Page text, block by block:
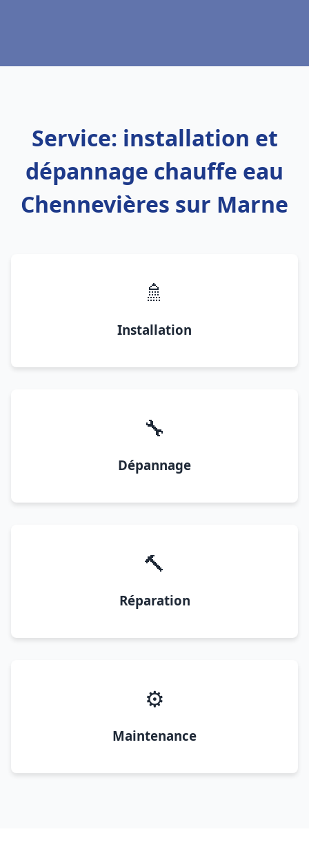
Service: installation et
dépannage chauffe eau
Chennevières sur Marne
🚿
Installation
🔧
Dépannage
🔨
Réparation
⚙️
Maintenance